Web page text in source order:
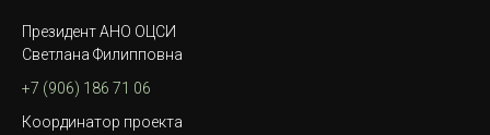
Президент АНО ОЦСИ
Светлана Филипповна
+7 (906) 186 71 06
Координатор проекта